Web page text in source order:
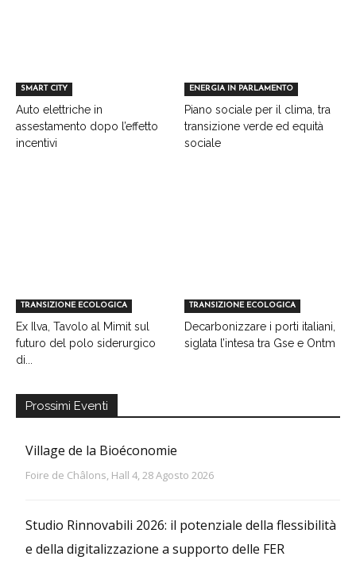
SMART CITY
Auto elettriche in
assestamento dopo l’effetto
incentivi
ENERGIA IN PARLAMENTO
Piano sociale per il clima, tra
transizione verde ed equità
sociale
TRANSIZIONE ECOLOGICA
Ex Ilva, Tavolo al Mimit sul
futuro del polo siderurgico
di...
TRANSIZIONE ECOLOGICA
Decarbonizzare i porti italiani,
siglata l’intesa tra Gse e Ontm
Prossimi Eventi
Village de la Bioéconomie
Foire de Châlons, Hall 4, 28 Agosto 2026
Studio Rinnovabili 2026: il potenziale della flessibilità
e della digitalizzazione a supporto delle FER